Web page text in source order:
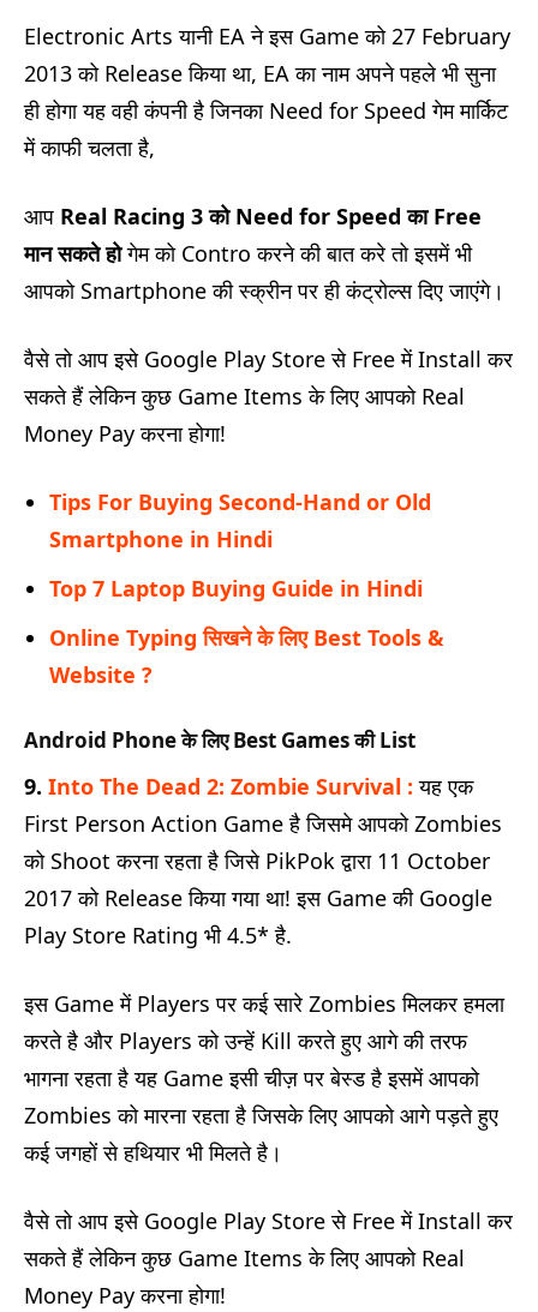
Electronic Arts यानी EA ने इस Game को 27 February
2013 को Release किया था, EA का नाम अपने पहले भी सुना
ही होगा यह वही कंपनी है जिनका Need for Speed गेम मार्किट
में काफी चलता है,
आप Real Racing 3 को Need for Speed का Free
मान सकते होगेम को Contro करने की बात करे तो इसमें भी
आपको Smartphone की स्क्रीन पर ही कंट्रोल्स दिए जाएंगे।
वैसे तो आप इसे Google Play Store से Free में Install कर
सकते हैं लेकिन कुछ Game Items के लिए आपको Real
Money Pay करना होगा!
Tips For Buying Second-Hand or Old
Smartphone in Hindi
Top 7 Laptop Buying Guide in Hindi
Online Typing सिखने के लिए Best Tools &
Website ?
Android Phone के लिए Best Games की List
9. Into The Dead 2: Zombie Survival : यह एक
First Person Action Game है जिसमे आपको Zombies
को Shoot करना रहता है जिसे PikPok द्वारा 11 October
2017 को Release किया गया था! इस Game की Google
Play Store Rating भी 4.5* है.
इस Game में Players पर कई सारे Zombies मिलकर हमला
करते है और Players को उन्हें Kill करते हुए आगे की तरफ
भागना रहता है यह Game इसी चीज़ पर बेस्ड है इसमें आपको
Zombies को मारना रहता है जिसके लिए आपको आगे पड़ते हुए
कई जगहों से हथियार भी मिलते है।
वैसे तो आप इसे Google Play Store से Free में Install कर
सकते हैं लेकिन कुछ Game Items के लिए आपको Real
Money Pay करना होगा!